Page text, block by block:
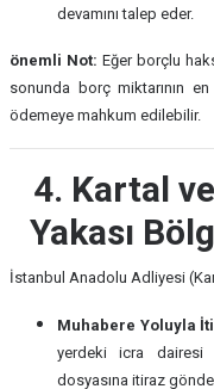
devamını talep eder.
önemli Not: Eğer borçlu
sonunda borç miktarının
ödemeye mahkum edilebilir.
4. Kartal
Yakası
İstanbul Anadolu Adliyesi
Muhabere Yoluyla
yerdeki icra dairesi
dosyasına itiraz